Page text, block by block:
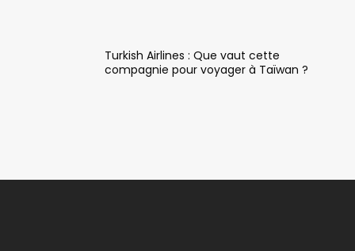
Turkish Airlines : Que vaut cette
compagnie pour voyager à Taïwan ?